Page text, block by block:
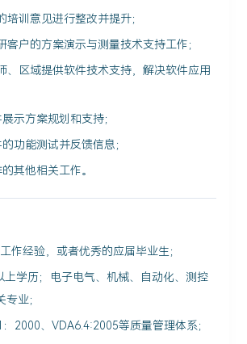
培训意见进行整改并提升；
客户的方案演示与测量技术支持工作；
、区域提供软件技术支持，解决软件应用
示方案规划和支持；
功能测试并反馈信息；
其他相关工作。
作经验，或者优秀的应届毕业生；
上学历；电子电气、机械、自动化、测控
业；
2000、VDA6.4:2005等质量管理体系；